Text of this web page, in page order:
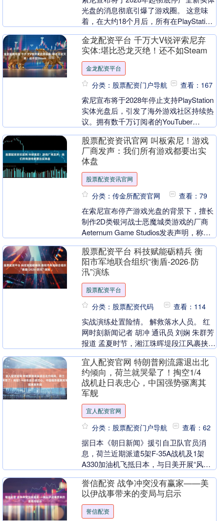
光盘的消息彻底引爆了游戏圈。 这意味
着，在大约18个月后，所有在PlayStation
金龙配资平台 千万大V锐评索尼弃
实体:堪比恐龙灭绝！还不如Steam
金龙配资平台
分类：股票配资门户导航 查看：167
索尼宣布将于2028年停止支持PlayStation
实体光盘后，引发了海外游戏社区持续热
议。拥有数千万订阅者的YouTuber
股票配资资讯官网 叫板索尼！游戏
厂商发声：我们所有游戏都要出实
体盘
股票配资资讯官网
分类：传金所配资官网 查看：79
在索尼宣布停产游戏光盘的背景下，擅长
制作2D类银河战士恶魔城类游戏的厂商
Aeternum Game Studios发表声明，称对
股票配资平台 科技赋能砺精兵 衡
阳市军地联合组织“衡盾-2026·防
汛”演练
股票配资平台
分类：股票配资代码 查看：114
实战演练处置险情。 解救落水人员。 红
网时刻新闻记者 胡冲 通讯员 刘娴 朱群芳
报道 孟夏时节，湘江珠晖堤段江风裹挟着
市“衡盾....
宜人配资官网 特朗普刚流露退出北
约倾向，荷兰就哭晕了！掏空1/4
战机赴日表忠心，中国强势驱离其
军舰
宜人配资官网
分类：股票配资门户导航 查看：62
据日本《朝日新闻》援引自卫队官员消
息，荷兰近期派遣5架F-35A战机及1架
A330加油机飞抵日本，与日美开展“风车
呼“着实令....
誉信配资 战争冲突没有赢家——美
以伊战事带来的变局与启示
誉信配资